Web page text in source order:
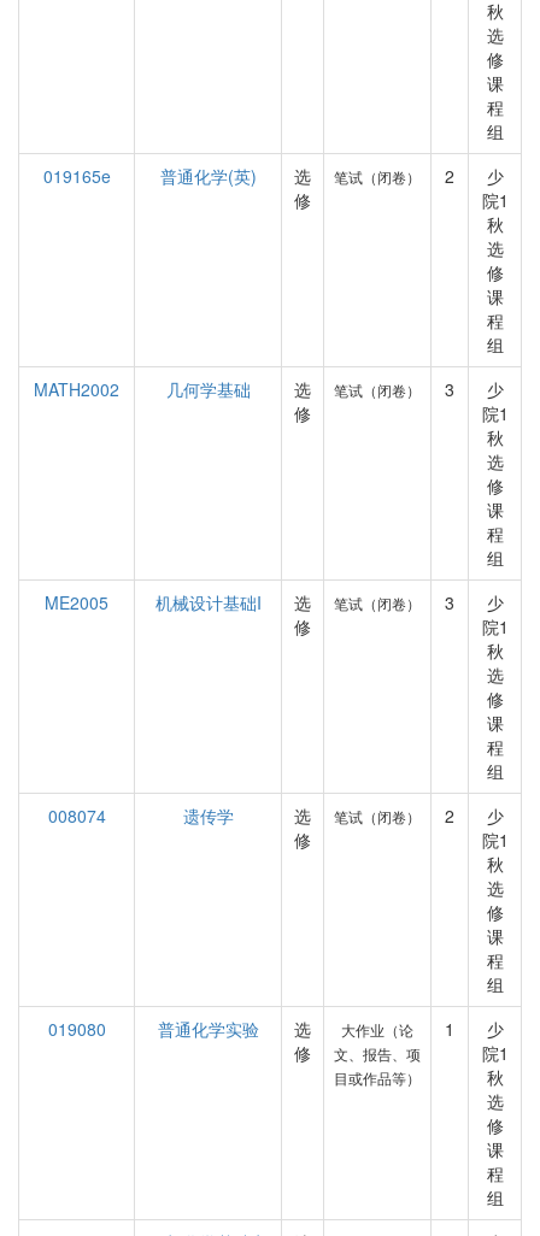
秋
选
修
课
程
组
019165e
普通化学(英)
选
修
笔试（闭卷） 2
少
院1
秋
选
修
课
程
组
MATH2002
几何学基础
选
修
笔试（闭卷） 3
少
院1
秋
选
修
课
程
组
ME2005
机械设计基础I
选
修
笔试（闭卷） 3
少
院1
秋
选
修
课
程
组
008074
遗传学
选
修
笔试（闭卷） 2
少
院1
秋
选
修
课
程
组
019080
普通化学实验
选
修
大作业（论
文、报告、项
目或作品等）
1
少
院1
秋
选
修
课
程
组